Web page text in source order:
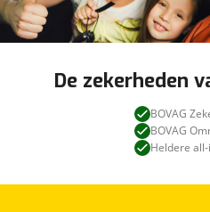
De zekerheden
BOVAG
BOVAG
Heldere